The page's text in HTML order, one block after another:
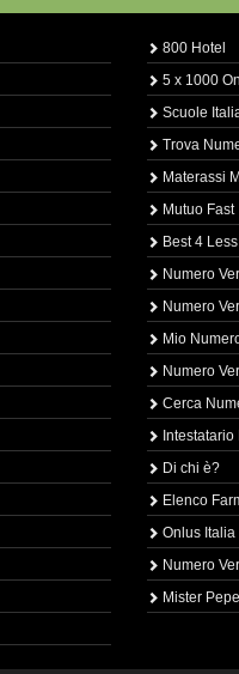
800 Hotel
5 x 1000
Scuole
Trova
Materassi
Mutuo Fast
Best 4 Less
Numero
Numero
Mio
Numero
Cerca
Di chi è?
Elenco
Onlus Italia
Numero
Mister